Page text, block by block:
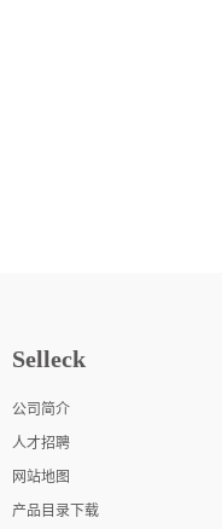
Selleck
公司简介
人才招聘
网站地图
产品目录下载